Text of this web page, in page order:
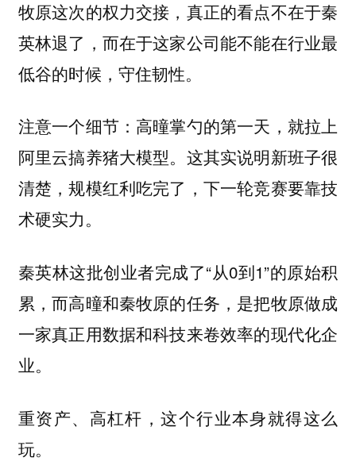
牧原这次的权力交接，真正的看点不在于秦
英林退了，而在于这家公司能不能在行业最
低谷的时候，守住韧性。
注意一个细节：高曈掌勺的第一天，就拉上
阿里云搞养猪大模型。这其实说明新班子很
清楚，规模红利吃完了，下一轮竞赛要靠技
术硬实力。
秦英林这批创业者完成了“从0到1”的原始积
累，而高曈和秦牧原的任务，是把牧原做成
一家真正用数据和科技来卷效率的现代化企
业。
重资产、高杠杆，这个行业本身就得这么
玩。